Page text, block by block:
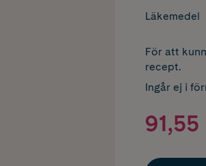
Läkemedel
För att
recept.
Ingår ej i
91,55